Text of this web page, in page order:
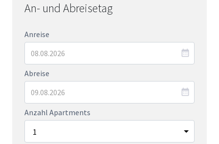
An- und Abreisetag
Anreise
Abreise
Anzahl Apartments